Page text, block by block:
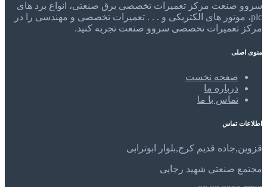
سروو صنعت مرکز تعمیرات تخصصی برق صنعتی، انواع برد های
plc، موتور های الکتریکی و . . . تعمیرات تخصصی و مهندسی را در
مرکز تعمیرات تخصصی سروو صنعت تجربه کنید.
منوی اصلی
صفحه نخست
درباره ما
تماس با ما
اطلاعات تماس
قزوین,جاده قدیم کرج,بلوار ابوترابی
مجتمع صنعتی شهید رجایی